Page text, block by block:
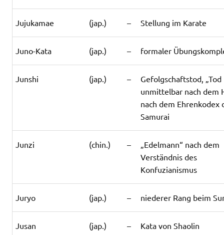
Jujukamae (jap.) – Stellung im Karate
Juno-Kata (jap.) – formaler
Junshi (jap.) –
Gefolgschaftstod, „Tod
unmittelbar nach dem
nach dem Ehrenkodex
Samurai
Junzi (chin.) –
„Edelmann“ nach dem
Verständnis des
Konfuzianismus
Juryo (jap.) – niederer Rang beim
Jusan (jap.) – Kata von Shaolin